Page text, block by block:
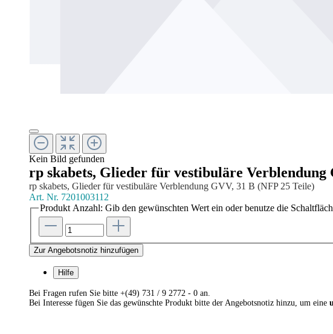
Kein Bild gefunden
rp skabets, Glieder für vestibuläre Verblendung
rp skabets, Glieder für vestibuläre Verblendung GVV, 31 B (NFP 25 Teile)
Art. Nr. 7201003112
Produkt Anzahl: Gib den gewünschten Wert ein oder benutze die
Zur Angebotsnotiz hinzufügen
Hilfe
Bei Fragen rufen Sie bitte +(49) 731 / 9 2772 - 0 an.
Bei Interesse fügen Sie das gewünschte Produkt bitte der Angebotsnotiz hinzu, um eine